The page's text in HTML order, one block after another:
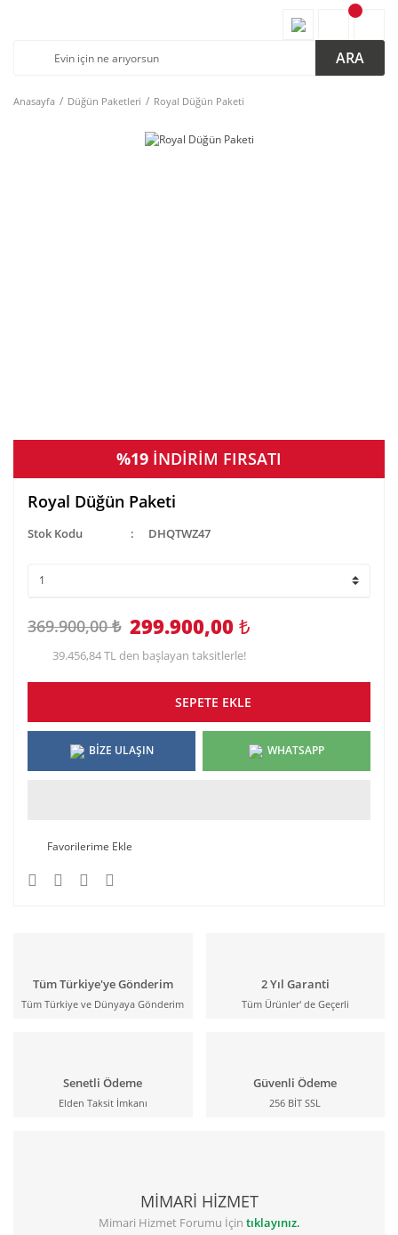
ARA
Anasayfa Düğün Paketleri Royal Düğün Paketi
%19 İNDİRİM FIRSATI
Royal Düğün Paketi
Stok Kodu DHQTWZ47
369.900,00 ₺ 299.900,00 ₺
39.456,84 TL den başlayan taksitlerle!
SEPETE EKLE
BİZE ULAŞIN WHATSAPP
Tüm Türkiye'ye Gönderim
Tüm Türkiye ve Dünyaya Gönderim
2 Yıl Garanti
Tüm Ürünler' de Geçerli
Senetli Ödeme
Elden Taksit İmkanı
Güvenli Ödeme
256 BİT SSL
MİMARİ HİZMET
Mimari Hizmet Forumu İçin tıklayınız.